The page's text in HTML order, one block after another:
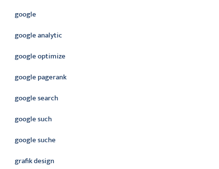
google
google analytic
google optimize
google pagerank
google search
google such
google suche
grafik design